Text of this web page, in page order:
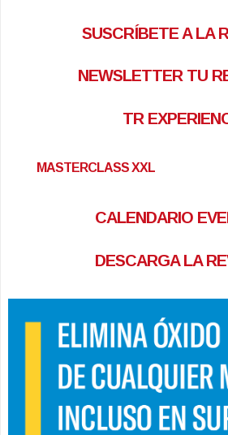
SUSCRÍBETE A LA
NEWSLETTER TU
TR
MASTERCLASS XXL
CALENDARIO
DESCARGA LA